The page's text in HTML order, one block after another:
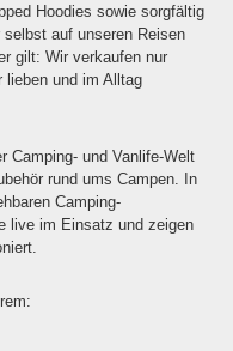
Hoodies sowie sorgfältig
auf unseren Reisen
gilt: Wir verkaufen nur
lieben und im Alltag
Camping- und Vanlife-Welt
rund ums Campen. In
Camping-
live im Einsatz und zeigen